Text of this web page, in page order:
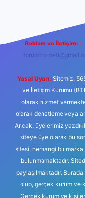
Reklam ve İletişim:
Yasal Uyarı: Sitemiz,
ve İletişim Kurumu
olarak hizmet
olarak denetleme veya
Ancak, üyelerimiz
siteye üye olarak bu
sitesi, herhangi bir
bulunmamaktadır.
paylaşılmaktadır.
olup, gerçek kurum ve
Gerçek kurum ve